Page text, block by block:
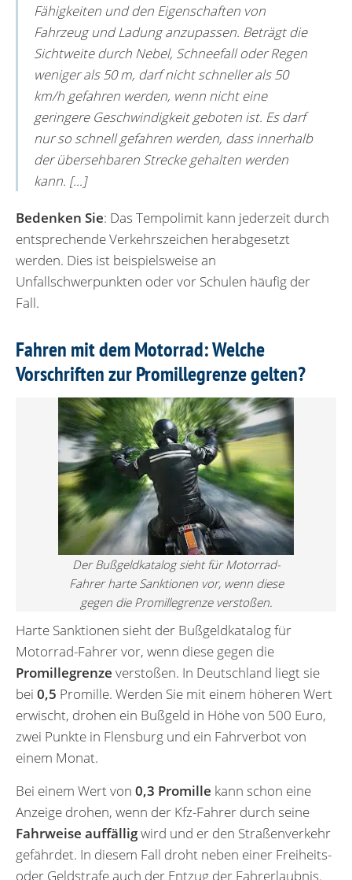
Fähigkeiten und den Eigenschaften von
Fahrzeug und Ladung anzupassen. Beträgt die
Sichtweite durch Nebel, Schneefall oder Regen
weniger als 50 m, darf nicht schneller als 50
km/h gefahren werden, wenn nicht eine
geringere Geschwindigkeit geboten ist. Es darf
nur so schnell gefahren werden, dass innerhalb
der übersehbaren Strecke gehalten werden
kann. […]
Bedenken Sie: Das Tempolimit kann jederzeit durch
entsprechende Verkehrszeichen herabgesetzt
werden. Dies ist beispielsweise an
Unfallschwerpunkten oder vor Schulen häufig der
Fall.
Fahren mit dem Motorrad: Welche
Vorschriften zur Promillegrenze gelten?
Der Bußgeldkatalog sieht für Motorrad-
Fahrer harte Sanktionen vor, wenn diese
gegen die Promillegrenze verstoßen.
Harte Sanktionen sieht der Bußgeldkatalog für
Motorrad-Fahrer vor, wenn diese gegen die
Promillegrenze verstoßen. In Deutschland liegt sie
bei 0,5 Promille. Werden Sie mit einem höheren Wert
erwischt, drohen ein Bußgeld in Höhe von 500 Euro,
zwei Punkte in Flensburg und ein Fahrverbot von
einem Monat.
Bei einem Wert von 0,3 Promille kann schon eine
Anzeige drohen, wenn der Kfz-Fahrer durch seine
Fahrweise auffälligwird und er den Straßenverkehr
gefährdet. In diesem Fall droht neben einer Freiheits-
oder Geldstrafe auch der Entzug der Fahrerlaubnis.